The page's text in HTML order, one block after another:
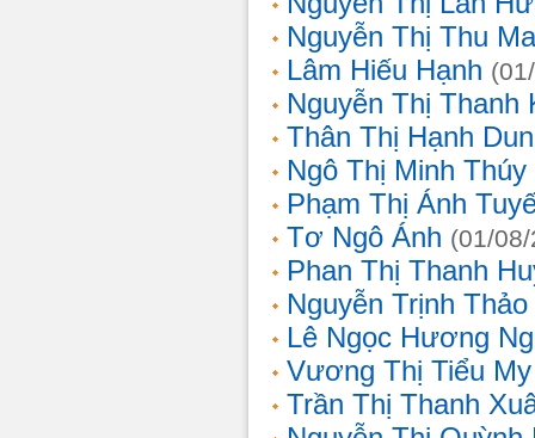
Nguyễn Thị Thu
Lâm Hiếu Hạnh
Nguyễn Thị Thanh
Thân Thị Hạnh
Ngô Thị Minh Thúy
Phạm Thị Ánh
Tơ Ngô Ánh (01/
Phan Thị Thanh
Nguyễn Trịnh
Lê Ngọc Hương
Vương Thị Tiểu My
Trần Thị Thanh